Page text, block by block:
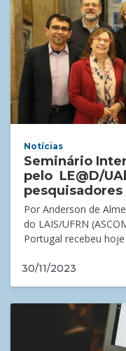
Notícias
Seminário
pelo LE@D/
pesquisadores
Por Anderson de
do LAIS/UFRN
Portugal recebeu hoje
30/11/2023